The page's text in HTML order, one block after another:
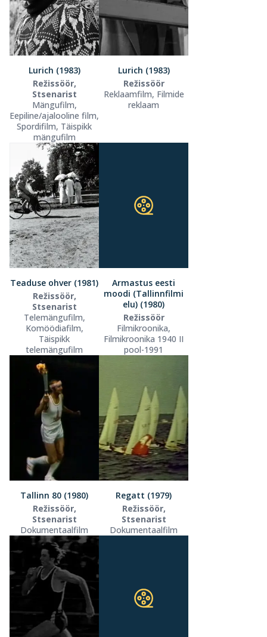
Lurich (1983)
Režissöör,
Stsenarist
Mängufilm,
Eepiline/ajalooline film,
Spordifilm, Täispikk
mängufilm
Lurich (1983)
Režissöör
Reklaamfilm, Filmide
reklaam
Teaduse ohver (1981)
Režissöör,
Stsenarist
Telemängufilm,
Komöödiafilm,
Täispikk
telemängufilm
Armastus eesti
moodi (Tallinnfilmi
elu) (1980)
Režissöör
Filmikroonika,
Filmikroonika 1940 II
pool-1991
Tallinn 80 (1980)
Režissöör,
Stsenarist
Dokumentaalfilm
Regatt (1979)
Režissöör,
Stsenarist
Dokumentaalfilm